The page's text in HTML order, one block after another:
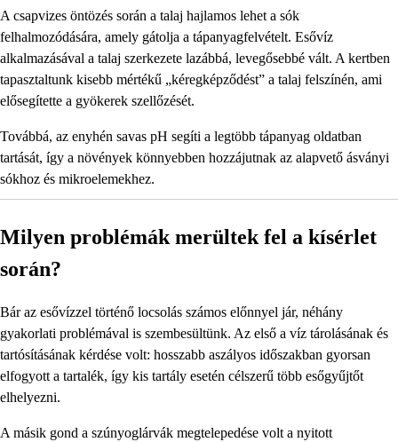
A csapvizes öntözés során a talaj hajlamos lehet a sók
felhalmozódására, amely gátolja a tápanyagfelvételt. Esővíz
alkalmazásával a talaj szerkezete lazábbá, levegősebbé vált. A kertben
tapasztaltunk kisebb mértékű „kéregképződést” a talaj felszínén, ami
elősegítette a gyökerek szellőzését.
Továbbá, az enyhén savas pH segíti a legtöbb tápanyag oldatban
tartását, így a növények könnyebben hozzájutnak az alapvető ásványi
sókhoz és mikroelemekhez.
Milyen problémák merültek fel a kísérlet
során?
Bár az esővízzel történő locsolás számos előnnyel jár, néhány
gyakorlati problémával is szembesültünk. Az első a víz tárolásának és
tartósításának kérdése volt: hosszabb aszályos időszakban gyorsan
elfogyott a tartalék, így kis tartály esetén célszerű több esőgyűjtőt
elhelyezni.
A másik gond a szúnyoglárvák megtelepedése volt a nyitott